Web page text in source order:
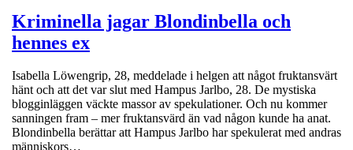
Kriminella jagar Blondinbella och
hennes ex
Isabella Löwengrip, 28, meddelade i helgen att något fruktansvärt
hänt och att det var slut med Hampus Jarlbo, 28. De mystiska
blogginläggen väckte massor av spekulationer. Och nu kommer
sanningen fram – mer fruktansvärd än vad någon kunde ha anat.
Blondinbella berättar att Hampus Jarlbo har spekulerat med andras
människors…